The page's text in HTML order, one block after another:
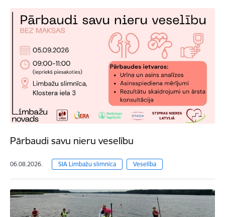
Pārbaudi savu nieru veselību
06.08.2026. SIA Limbažu slimnīca Veselība